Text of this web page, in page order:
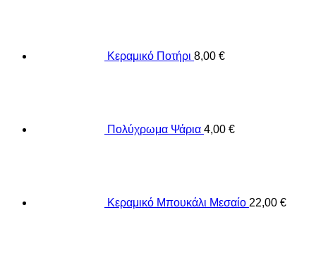
Κεραμικό Ποτήρι 8,00 €
Πολύχρωμα Ψάρια 4,00 €
Κεραμικό Μπουκάλι Μεσαίο 22,00 €